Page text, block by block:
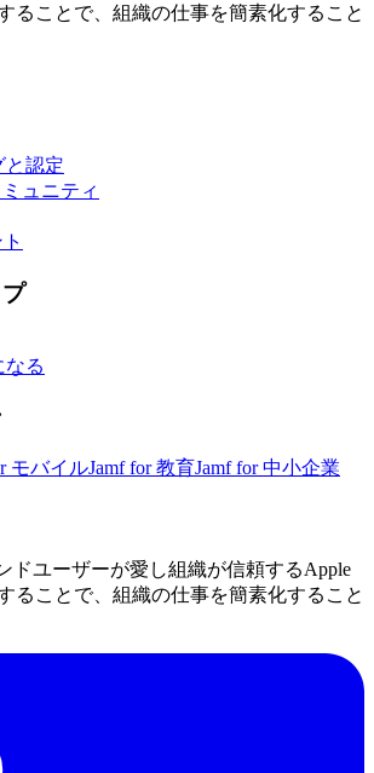
ることで、組織の仕事を簡素化すること
と認定
ュニティ
なる
モバイルJamf for 教育Jamf for 中小企業
ドユーザーが愛し組織が信頼するApple
ることで、組織の仕事を簡素化すること